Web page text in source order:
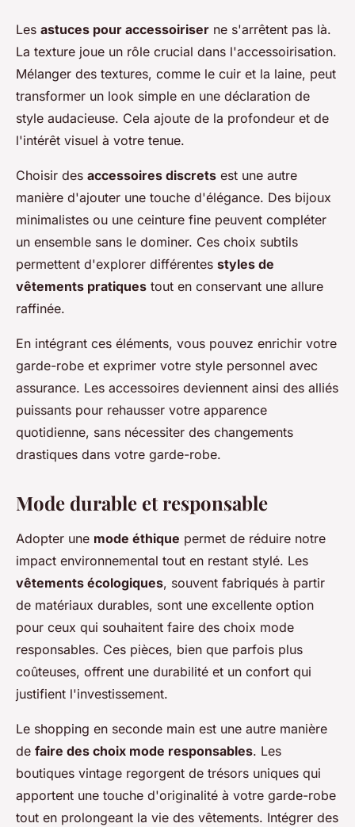
Les astuces pour accessoiriser ne s'arrêtent pas là.
La texture joue un rôle crucial dans l'accessoirisation.
Mélanger des textures, comme le cuir et la laine, peut
transformer un look simple en une déclaration de
style audacieuse. Cela ajoute de la profondeur et de
l'intérêt visuel à votre tenue.
Choisir des accessoires discrets est une autre
manière d'ajouter une touche d'élégance. Des bijoux
minimalistes ou une ceinture fine peuvent compléter
un ensemble sans le dominer. Ces choix subtils
permettent d'explorer différentes styles de
vêtements pratiques tout en conservant une allure
raffinée.
En intégrant ces éléments, vous pouvez enrichir votre
garde-robe et exprimer votre style personnel avec
assurance. Les accessoires deviennent ainsi des alliés
puissants pour rehausser votre apparence
quotidienne, sans nécessiter des changements
drastiques dans votre garde-robe.
Mode durable et responsable
Adopter une mode éthique permet de réduire notre
impact environnemental tout en restant stylé. Les
vêtements écologiques, souvent fabriqués à partir
de matériaux durables, sont une excellente option
pour ceux qui souhaitent faire des choix mode
responsables. Ces pièces, bien que parfois plus
coûteuses, offrent une durabilité et un confort qui
justifient l'investissement.
Le shopping en seconde main est une autre manière
de faire des choix mode responsables. Les
boutiques vintage regorgent de trésors uniques qui
apportent une touche d'originalité à votre garde-robe
tout en prolongeant la vie des vêtements. Intégrer des